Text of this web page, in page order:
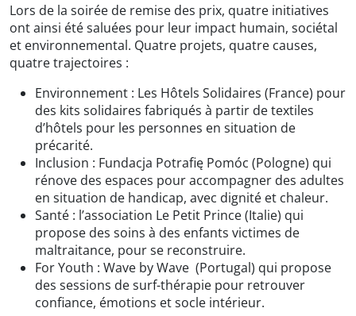
Lors de la soirée de remise des prix, quatre initiatives
ont ainsi été saluées pour leur impact humain, sociétal
et environnemental. Quatre projets, quatre causes,
quatre trajectoires :
Environnement : Les Hôtels Solidaires (France) pour
des kits solidaires fabriqués à partir de textiles
d’hôtels pour les personnes en situation de
précarité.
Inclusion : Fundacja Potrafię Pomóc (Pologne) qui
rénove des espaces pour accompagner des adultes
en situation de handicap, avec dignité et chaleur.
Santé : l’association Le Petit Prince (Italie) qui
propose des soins à des enfants victimes de
maltraitance, pour se reconstruire.
For Youth : Wave by Wave (Portugal) qui propose
des sessions de surf-thérapie pour retrouver
confiance, émotions et socle intérieur.